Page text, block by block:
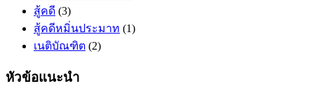
สู้คดี (3)
สู้คดีหมิ่นประมาท (1)
เนติบัณฑิต (2)
หัวข้อแนะนำ